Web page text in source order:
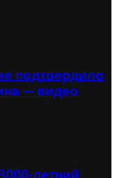
подтвердило
— видео